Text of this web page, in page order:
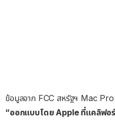
ข้อมูลจาก FCC สหรัฐฯ Mac Pro
“ออกแบบโดย Apple ที่แคลิฟอร์